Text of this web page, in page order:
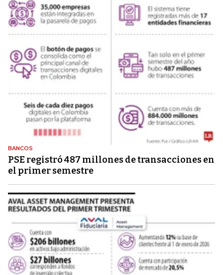
BANCOS
PSE registró 487 millones de transacciones en
el primer semestre